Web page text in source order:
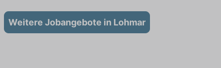
Weitere Jobangebote in Lohmar